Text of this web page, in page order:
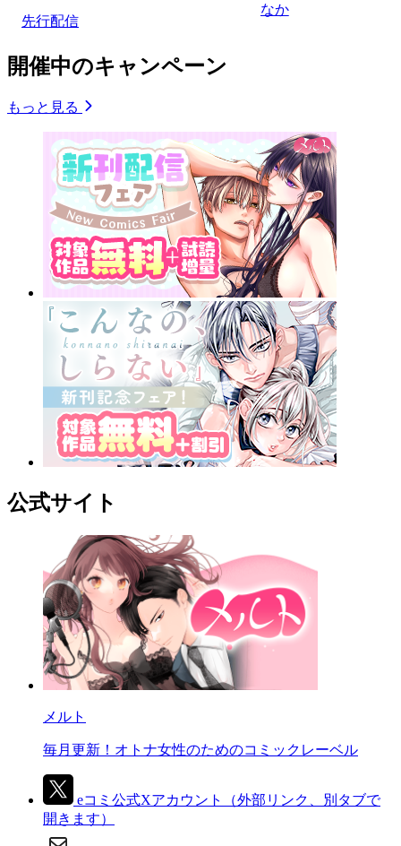
先行配信
なか
開催中のキャンペーン
もっと見る
公式サイト
メルト
毎月更新！オトナ女性のためのコミックレーベル
eコミ公式Xアカウント
（外部リンク、別タブで
開きます）